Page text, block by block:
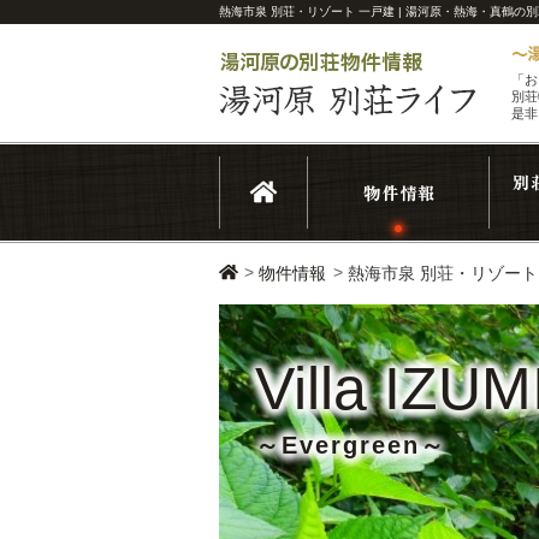
熱海市泉 別荘・リゾート 一戸建 | 湯河原・熱海・真鶴の
「
別
是
>物件情報 > 熱海市泉 別荘・リゾー
Villa
～Evergreen～